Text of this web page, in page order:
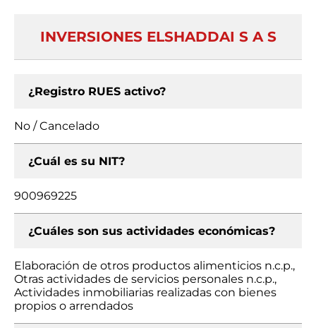
INVERSIONES ELSHADDAI S A S
¿Registro RUES activo?
No / Cancelado
¿Cuál es su NIT?
900969225
¿Cuáles son sus actividades económicas?
Elaboración de otros productos alimenticios n.c.p.,
Otras actividades de servicios personales n.c.p.,
Actividades inmobiliarias realizadas con bienes
propios o arrendados